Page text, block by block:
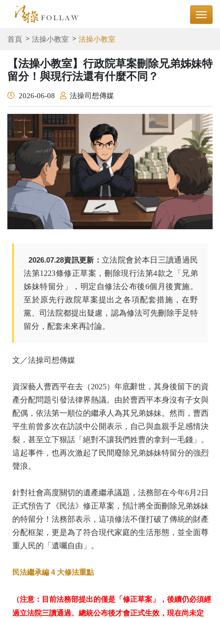
首頁 法操小教室 法操小教室
【法操小教室】行政院草案刪除兄弟姊妹特
留分！與現行法還有什麼不同？
2026-06-08 法操司想傳媒
2026.07.28資訊更新： 立法院會於本日三讀通過民
法第1223條修正草案，刪除現行法第4款之「兄弟
姊妹特留分」，明定自修法公布後6個月後實施。
至於原先行政院草案提出之各項配套措施，在野
黨、司法院都提出疑慮，認為修法可先刪除手足特
留分，配套未來再討論。
文／法操司想傳媒
資深藝人曹西平在去（2025）年底辭世，其身後留下的資
產分配問題引發法律界熱議。由於曹西平本身沒有子女與
配偶，依法第一順位的繼承人為其兄弟姊妹。然而，曹西
平生前曾多次在訪談中公開表示，自己與血親手足感情決
裂，甚至立下狠話「絕對不讓我們姓曹的拿到一毛錢」。
這起事件，也再次激起了民間廢除兄弟姊妹特留分的強烈
聲浪。
針對社會高度關切的遺產繼承議題，法務部在今年6月2日
正式預告了《民法》修正草案，預計將全面刪除兄弟姊妹
的特留分！法務部表示，這項修法不僅打破了傳統的財產
分配框架，更是為了符合現代家庭的生活形態，並全面尊
重人民的「遺囑自由」。
民法繼承編 4 大修法重點
（注意：目前法務部提出的僅是「修正草案」，後續仍必須經
過立法院三讀通過、總統公布後才會正式生效，現在尚未定